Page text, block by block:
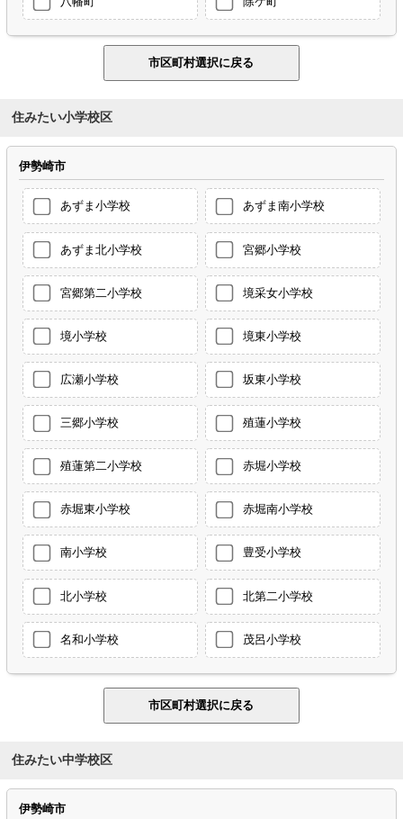
住みたい小学校区
伊勢崎市
あずま小学校 あずま南小学校
あずま北小学校 宮郷小学校
宮郷第二小学校 境采女小学校
境小学校 境東小学校
広瀬小学校 坂東小学校
三郷小学校 殖蓮小学校
殖蓮第二小学校 赤堀小学校
赤堀東小学校 赤堀南小学校
南小学校 豊受小学校
北小学校 北第二小学校
名和小学校 茂呂小学校
住みたい中学校区
伊勢崎市